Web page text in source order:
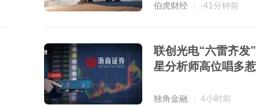
伯虎财经 -41分钟前
联创光电“六雷齐发
星分析师高位唱多
独角金融 4小时前